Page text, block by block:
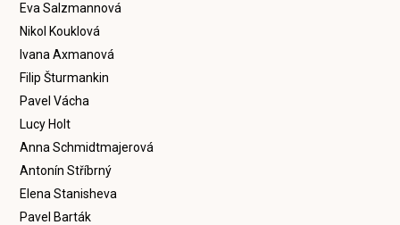
Eva Salzmannová
Nikol Kouklová
Ivana Axmanová
Filip Šturmankin
Pavel Vácha
Lucy Holt
Anna Schmidtmajerová
Antonín Stříbrný
Elena Stanisheva
Pavel Barták